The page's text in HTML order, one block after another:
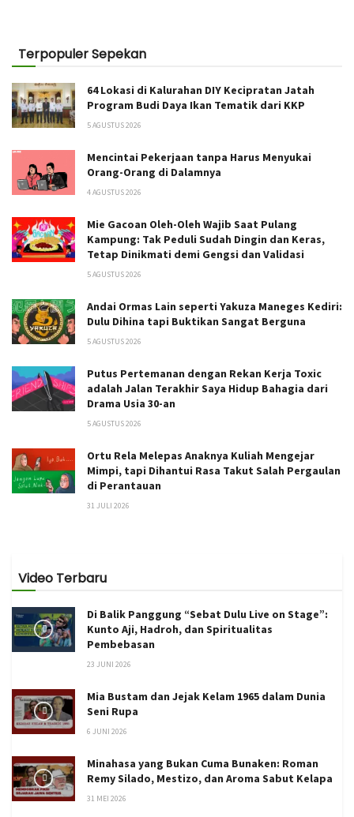
Terpopuler Sepekan
64 Lokasi di Kalurahan DIY Kecipratan Jatah
Program Budi Daya Ikan Tematik dari KKP
5 AGUSTUS 2026
Mencintai Pekerjaan tanpa Harus Menyukai
Orang-Orang di Dalamnya
4 AGUSTUS 2026
Mie Gacoan Oleh-Oleh Wajib Saat Pulang
Kampung: Tak Peduli Sudah Dingin dan Keras,
Tetap Dinikmati demi Gengsi dan Validasi
5 AGUSTUS 2026
Andai Ormas Lain seperti Yakuza Maneges Kediri:
Dulu Dihina tapi Buktikan Sangat Berguna
5 AGUSTUS 2026
Putus Pertemanan dengan Rekan Kerja Toxic
adalah Jalan Terakhir Saya Hidup Bahagia dari
Drama Usia 30-an
5 AGUSTUS 2026
Ortu Rela Melepas Anaknya Kuliah Mengejar
Mimpi, tapi Dihantui Rasa Takut Salah Pergaulan
di Perantauan
31 JULI 2026
Video Terbaru
Di Balik Panggung “Sebat Dulu Live on Stage”:
Kunto Aji, Hadroh, dan Spiritualitas
Pembebasan
23 JUNI 2026
Mia Bustam dan Jejak Kelam 1965 dalam Dunia
Seni Rupa
6 JUNI 2026
Minahasa yang Bukan Cuma Bunaken: Roman
Remy Silado, Mestizo, dan Aroma Sabut Kelapa
31 MEI 2026